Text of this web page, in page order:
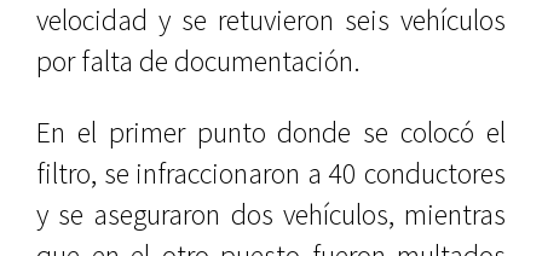
velocidad y se retuvieron seis vehículos
por falta de documentación.
En el primer punto donde se colocó el
filtro, se infraccionaron a 40 conductores
y se aseguraron dos vehículos, mientras